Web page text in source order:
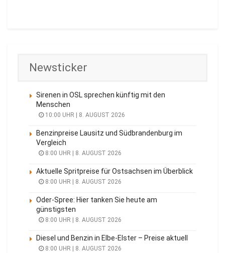
Newsticker
Sirenen in OSL sprechen künftig mit den
Menschen
10:00 UHR | 8. AUGUST 2026
Benzinpreise Lausitz und Südbrandenburg im
Vergleich
8:00 UHR | 8. AUGUST 2026
Aktuelle Spritpreise für Ostsachsen im Überblick
8:00 UHR | 8. AUGUST 2026
Oder-Spree: Hier tanken Sie heute am
günstigsten
8:00 UHR | 8. AUGUST 2026
Diesel und Benzin in Elbe-Elster – Preise aktuell
8:00 UHR | 8. AUGUST 2026